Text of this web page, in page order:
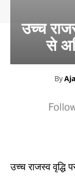
उच्च
से
By
उच्च राजस्व वृद्धि